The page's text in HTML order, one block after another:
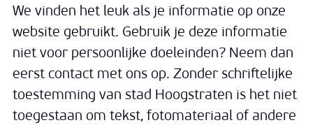
We vinden het leuk als je informatie op onze
website gebruikt. Gebruik je deze informatie
niet voor persoonlijke doeleinden? Neem dan
eerst contact met ons op. Zonder schriftelijke
toestemming van stad Hoogstraten is het niet
toegestaan om tekst, fotomateriaal of andere